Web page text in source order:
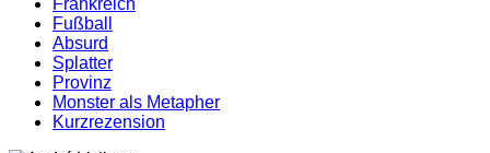
Frankreich
Fußball
Absurd
Splatter
Provinz
Monster als Metapher
Kurzrezension